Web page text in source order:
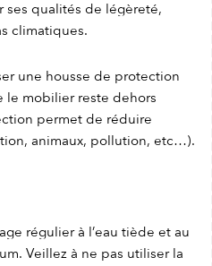
ses qualités de légèreté,
climatiques.
une housse de protection
le mobilier reste dehors
permet de réduire
animaux, pollution, etc…).
régulier à l’eau tiède et au
Veillez à ne pas utiliser la